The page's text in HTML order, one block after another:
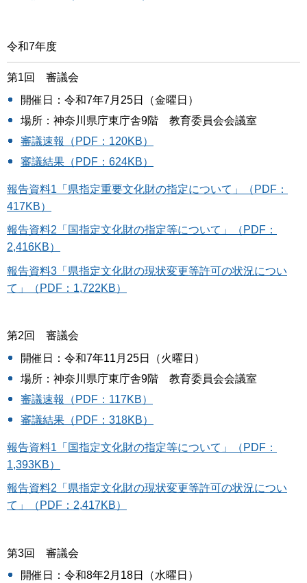
令和7年度
第1回 審議会
開催日：令和7年7月25日（金曜日）
場所：神奈川県庁東庁舎9階 教育委員会会議室
審議速報（PDF：120KB）
審議結果（PDF：624KB）
報告資料1「県指定重要文化財の指定について」（PDF：
417KB）
報告資料2「国指定文化財の指定等について」（PDF：
2,416KB）
報告資料3「県指定文化財の現状変更等許可の状況につい
て」（PDF：1,722KB）
第2回 審議会
開催日：令和7年11月25日（火曜日）
場所：神奈川県庁東庁舎9階 教育委員会会議室
審議速報（PDF：117KB）
審議結果（PDF：318KB）
報告資料1「国指定文化財の指定等について」（PDF：
1,393KB）
報告資料2「県指定文化財の現状変更等許可の状況につい
て」（PDF：2,417KB）
第3回 審議会
開催日：令和8年2月18日（水曜日）